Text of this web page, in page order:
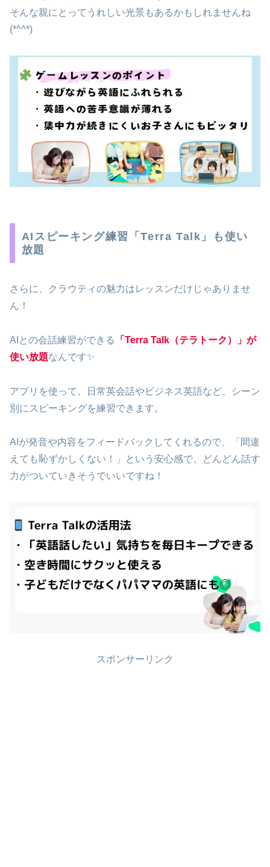
そんな親にとってうれしい光景もあるかもしれませんね
(*^^*)
AIスピーキング練習「Terra Talk」も使い
放題
さらに、クラウティの魅力はレッスンだけじゃありませ
ん！
AIとの会話練習ができる
「Terra Talk（テラトーク）」が
使い放題なんです✨
アプリを使って、日常英会話やビジネス英語など、シーン
別にスピーキングを練習できます。
AIが発音や内容をフィードバックしてくれるので、「間違
えても恥ずかしくない！」という安心感で、どんどん話す
力がついていきそうでいいですね！
スポンサーリンク